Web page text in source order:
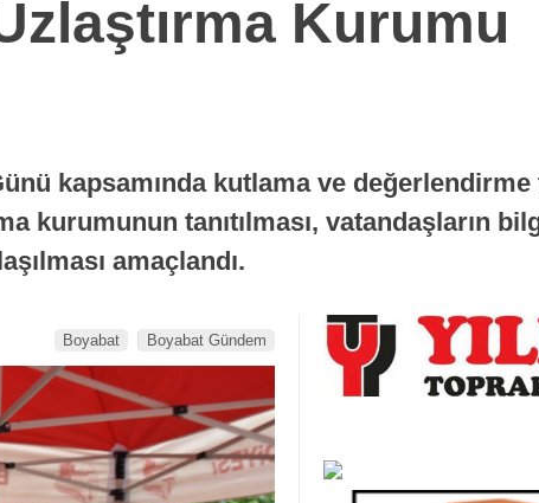
Kurumu
kapsamında kutlama ve değerlendirme
kurumunun tanıtılması, vatandaşların
amaçlandı.
Boyabat Boyabat Gündem